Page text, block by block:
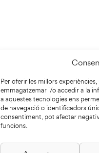
Per oferir les millors
emmagatzemar i/o accedir a la
a aquestes tecnologies ens
de navegació o identificadors
consentiment, pot afectar
funcions.